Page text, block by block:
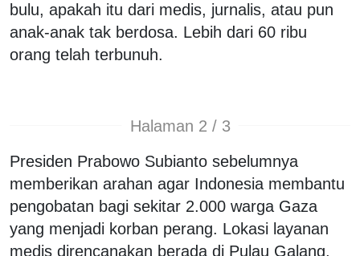
bulu, apakah itu dari medis, jurnalis, atau pun
anak-anak tak berdosa. Lebih dari 60 ribu
orang telah terbunuh.
Halaman 2 / 3
Presiden Prabowo Subianto sebelumnya
memberikan arahan agar Indonesia membantu
pengobatan bagi sekitar 2.000 warga Gaza
yang menjadi korban perang. Lokasi layanan
medis direncanakan berada di Pulau Galang,